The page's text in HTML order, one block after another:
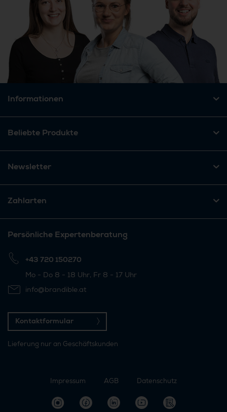
Informationen
Beliebte Produkte
Newsletter
Zahlarten
Persönliche Expertenberatung
+43 720 150270
Mo - Do 8 - 18 Uhr, Fr 8 - 17 Uhr
info@brandible.at
Kontaktformular
Lieferung nur an Geschäftskunden
Impressum AGB Datenschutz